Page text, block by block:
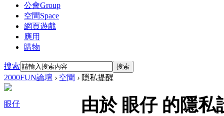
公會Group
空間Space
網頁遊戲
應用
購物
搜索 搜索
2000FUN論壇 › 空間 › 隱私提醒
眼仔 由於 眼仔 的隱